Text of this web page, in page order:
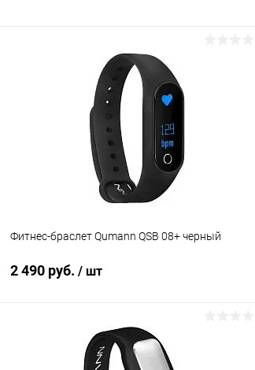
Фитнес-браслет Qumann QSB 08+ черный
2 490 руб. / шт
В корзину